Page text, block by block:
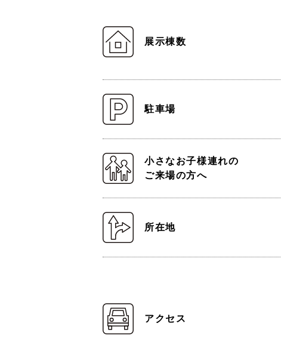
展示棟数
駐車場
小さなお子様連れの
ご来場の方へ
所在地
アクセス